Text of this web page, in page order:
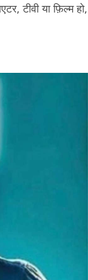
टीवी या फ़िल्म हो,